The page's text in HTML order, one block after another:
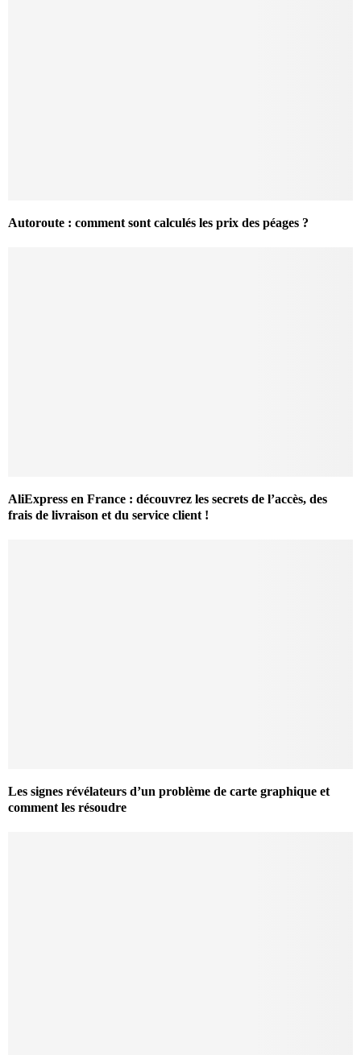
Autoroute : comment sont calculés les prix des péages ?
AliExpress en France : découvrez les secrets de l’accès, des
frais de livraison et du service client !
Les signes révélateurs d’un problème de carte graphique et
comment les résoudre